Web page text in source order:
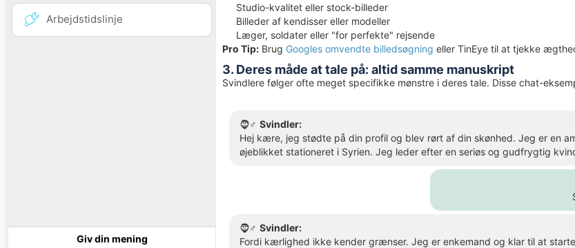
Arbejdstidslinje
Giv din mening
Studio-kvalitet eller stock-billeder
Billeder af kendisser eller modeller
Læger, soldater eller "for perfekte" rejsende
Pro Tip: Brug Googles omvendte billedsøgning eller TinEye til at tjekke
3. Deres måde at tale på: altid samme manuskript
Svindlere følger ofte meget specifikke mønstre i deres tale. Disse chat-
🧔♂️ Svindler:
Hej kære, jeg stødte på din profil og blev rørt af din skønhed. Jeg er en
øjeblikket stationeret i Syrien. Jeg leder efter en seriøs og gudfrygtig
🧔♂️ Svindler:
Fordi kærlighed ikke kender grænser. Jeg er enkemand og klar til at